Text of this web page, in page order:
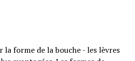
la forme de la bouche - les lèvres